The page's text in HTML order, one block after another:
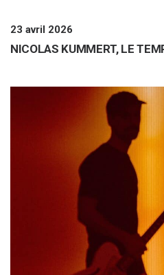
23 avril 2026
NICOLAS KUMMERT, LE